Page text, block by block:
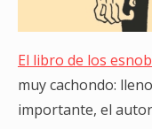
El libro de los
muy cachondo:
importante, el